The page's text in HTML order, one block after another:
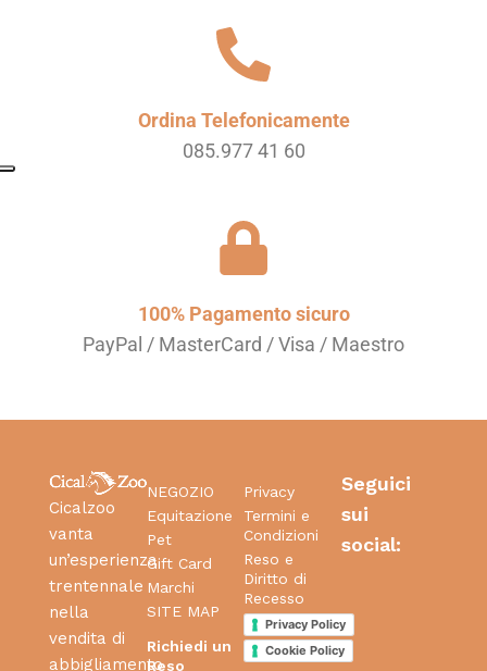
Ordina Telefonicamente
085.977 41 60
100% Pagamento sicuro
PayPal / MasterCard / Visa / Maestro
Cicalzoo
vanta
un’esperienza
trentennale
nella
vendita di
abbigliamento
NEGOZIO
Equitazione
Pet
Gift Card
Marchi
SITE MAP
Richiedi un
Reso
Privacy
Termini e
Condizioni
Reso e
Diritto di
Recesso
Privacy Policy
Cookie Policy
Seguici
sui
social: